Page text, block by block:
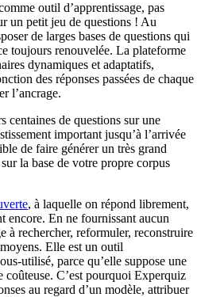
outil d’apprentissage, pas
un petit jeu de questions ! Au
de larges bases de questions qui
toujours renouvelée. La plateforme
dynamiques et adaptatifs,
des réponses passées de chaque
l’ancrage.
centaines de questions sur une
important jusqu’à l’arrivée
de faire générer un très grand
la base de votre propre corpus
, à laquelle on répond librement,
encore. En ne fournissant aucun
à rechercher, reformuler, reconstruire
Elle est un outil
utilisé, parce qu’elle suppose une
coûteuse. C’est pourquoi Experquiz
au regard d’un modèle, attribuer